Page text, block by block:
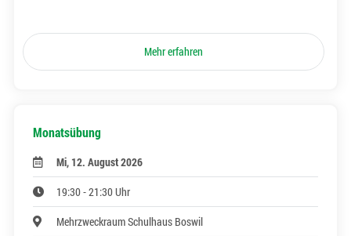
Mehr erfahren
Monatsübung
Mi, 12. August 2026
19:30 - 21:30 Uhr
Mehrzweckraum Schulhaus Boswil